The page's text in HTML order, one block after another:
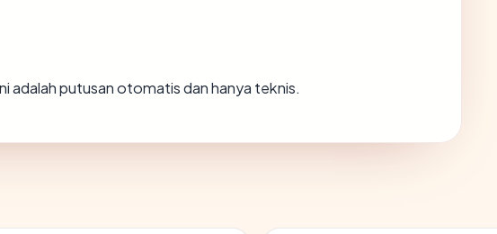
adalah putusan otomatis dan hanya teknis.